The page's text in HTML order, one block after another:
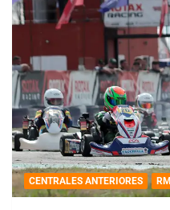
CENTRALES ANTERIORES